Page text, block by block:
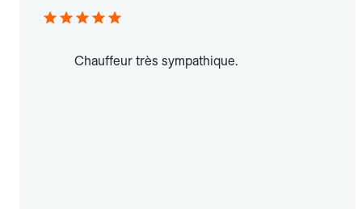
Chauffeur très sympathique.